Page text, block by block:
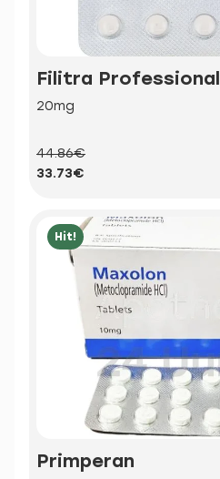
Filitra Professional
20mg
44.86€
33.73€
Hit!
Primperan